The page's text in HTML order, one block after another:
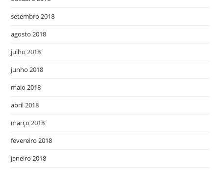
setembro 2018
agosto 2018
julho 2018
junho 2018
maio 2018
abril 2018
março 2018
fevereiro 2018
janeiro 2018